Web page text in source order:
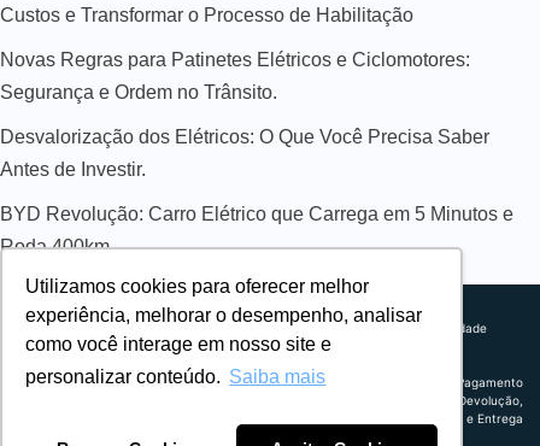
Utilizamos cookies para oferecer melhor
experiência, melhorar o desempenho, analisar
como você interage em nosso site e
personalizar conteúdo. Saiba mais
Custos e Transformar o Processo de Habilitação
Novas Regras para Patinetes Elétricos e Ciclomotores:
Segurança e Ordem no Trânsito.
Desvalorização dos Elétricos: O Que Você Precisa Saber
Antes de Investir.
BYD Revolução: Carro Elétrico que Carrega em 5 Minutos e
Roda 400km
Explorando novos horizontes com
inovação e estratégia. Estamos
para um amanhã mais conectado e
Sobre nós
Política de privacidade
Política de Pagamento
Troca, Devolução,
Reembolso e Entrega